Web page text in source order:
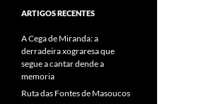
ARTIGOS RECENTES
A Cega de Miranda: a
derradeira xograresa que
segue a cantar dende a
memoria
Ruta das Fontes de Masoucos